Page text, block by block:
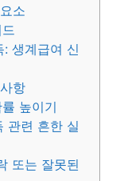
소
생계급여 신
항
높이기
관련 흔한 실
또는 잘못된